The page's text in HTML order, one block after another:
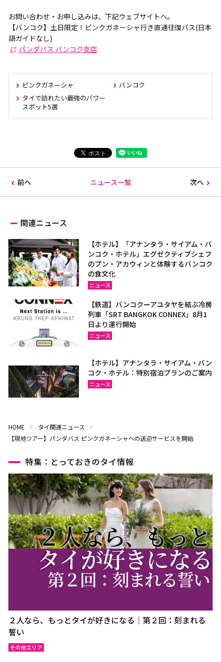
お問い合わせ・お申し込みは、下記ウェブサイトへ。
【バンコク】土日限定！ピンクガネーシャ行き直通往復バス(日本
語ガイドなし)
パンダバス バンコク支店
ピンクガネーシャ
バンコク
タイで訪れたい最強のパワー
スポット5選
前へ ニュース一覧 次へ
関連ニュース
【ホテル】「アナンタラ・サイアム・バ
ンコク・ホテル」エグゼクティブシェフ
のプン・アカウィンと体験するバンコク
の食文化
ニュース
【鉄道】バンコクーアユタヤを結ぶ冷房
列車「SRT BANGKOK CONNEX」8月1
日より運行開始
ニュース
【ホテル】アナンタラ・サイアム・バン
コク・ホテル：特別宿泊プランのご案内
ニュース
HOME
タイ関連ニュース
【現地ツアー】パンダバス ピンクガネーシャへの送迎サービスを開始
特集：とっておきのタイ情報
２人なら、もっとタイが好きになる｜第２回：刻まれる
誓い
その他エリア